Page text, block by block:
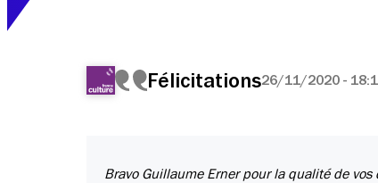
Félicitations26/11/2020 -
Bravo Guillaume Erner pour la qualité de vos